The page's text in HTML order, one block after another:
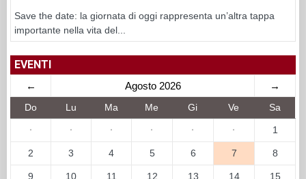
Save the date: la giornata di oggi rappresenta un’altra tappa
importante nella vita del...
EVENTI
← Agosto 2026 →
Do Lu Ma Me Gi Ve Sa
· · · · · · 1
2 3 4 5 6 7 8
9 10 11 12 13 14 15